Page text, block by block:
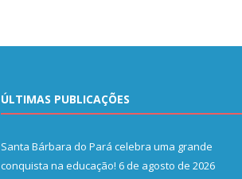
ÚLTIMAS PUBLICAÇÕES
Santa Bárbara do Pará celebra uma grande
conquista na educação! 6 de agosto de 2026